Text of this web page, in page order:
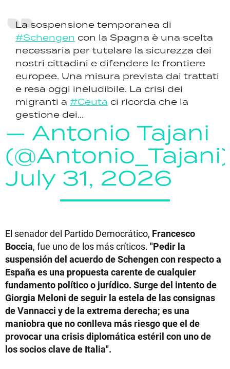
La sospensione temporanea di
#Schengen con la Spagna è una scelta
necessaria per tutelare la sicurezza dei
nostri cittadini e difendere le frontiere
europee. Una misura prevista dai trattati
e resa oggi ineludibile. La crisi dei
migranti a #Ceuta ci ricorda che la
gestione dei...
— Antonio Tajani
(@Antonio_Tajani)
July 31, 2026
El senador del Partido Democrático, Francesco
Boccia, fue uno de los más críticos. "Pedir la
suspensión del acuerdo de Schengen con respecto a
España es una propuesta carente de cualquier
fundamento político o jurídico. Surge del intento de
Giorgia Meloni de seguir la estela de las consignas
de Vannacci y de la extrema derecha; es una
maniobra que no conlleva más riesgo que el de
provocar una crisis diplomática estéril con uno de
los socios clave de Italia".